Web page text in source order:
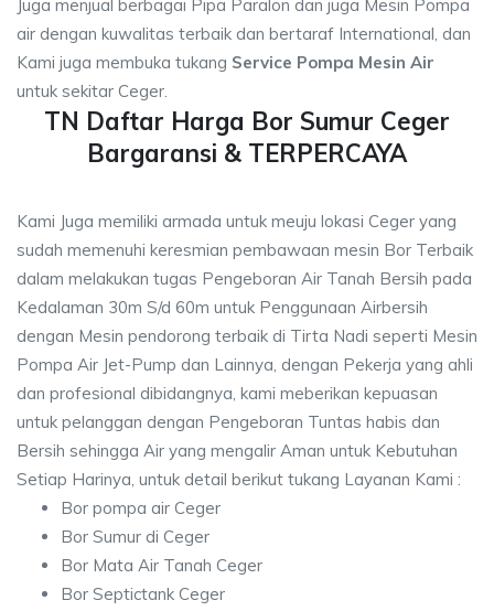
Juga menjual berbagai Pipa Paralon dan juga Mesin Pompa
air dengan kuwalitas terbaik dan bertaraf International, dan
Kami juga membuka tukang Service Pompa Mesin Air
untuk sekitar Ceger.
TN Daftar Harga Bor Sumur Ceger
Bargaransi & TERPERCAYA
Kami Juga memiliki armada untuk meuju lokasi Ceger yang
sudah memenuhi keresmian pembawaan mesin Bor Terbaik
dalam melakukan tugas Pengeboran Air Tanah Bersih pada
Kedalaman 30m S/d 60m untuk Penggunaan Airbersih
dengan Mesin pendorong terbaik di Tirta Nadi seperti Mesin
Pompa Air Jet-Pump dan Lainnya, dengan Pekerja yang ahli
dan profesional dibidangnya, kami meberikan kepuasan
untuk pelanggan dengan Pengeboran Tuntas habis dan
Bersih sehingga Air yang mengalir Aman untuk Kebutuhan
Setiap Harinya, untuk detail berikut tukang Layanan Kami :
Bor pompa air Ceger
Bor Sumur di Ceger
Bor Mata Air Tanah Ceger
Bor Septictank Ceger